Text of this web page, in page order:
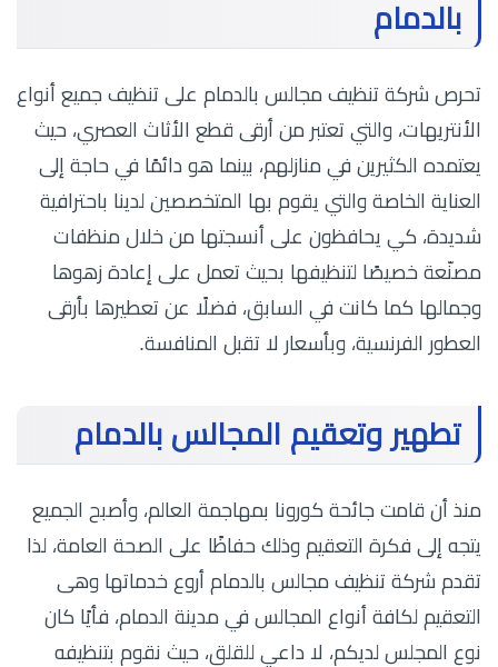
بالدمام
تحرص شركة تنظيف مجالس بالدمام على تنظيف جميع أنواع
الأنتريهات، والتي تعتبر من أرقى قطع الأثاث العصري، حيث
يعتمده الكثيرين في منازلهم، بينما هو دائمًا في حاجة إلى
العناية الخاصة والتي يقوم بها المتخصصين لدينا باحترافية
شديدة، كي يحافظون على أنسجتها من خلال منظفات
مصنّعة خصيصًا لتنظيفها بحيث تعمل على إعادة زهوها
وجمالها كما كانت في السابق، فضلًا عن تعطيرها بأرقى
العطور الفرنسية، وبأسعار لا تقبل المنافسة.
تطهير وتعقيم المجالس بالدمام
منذ أن قامت جائحة كورونا بمهاجمة العالم، وأصبح الجميع
يتجه إلى فكرة التعقيم وذلك حفاظًا على الصحة العامة، لذا
تقدم شركة تنظيف مجالس بالدمام أروع خدماتها وهى
التعقيم لكافة أنواع المجالس في مدينة الدمام، فأيًا كان
نوع المجلس لديكم، لا داعي للقلق، حيث نقوم بتنظيفه